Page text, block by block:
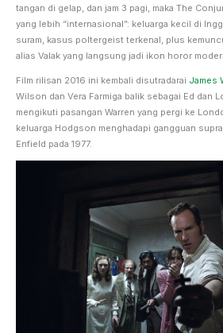
tangan di gelap, dan jam 3 pagi, maka The
yang lebih “internasional”: keluarga kecil di
suram, kasus poltergeist terkenal, plus
alias Valak yang langsung jadi ikon horor
Film rilisan 2016 ini kembali disutradarai James
Wilson dan Vera Farmiga balik sebagai Ed dan
mengikuti pasangan Warren yang pergi ke
keluarga Hodgson menghadapi gangguan
Enfield pada 1977.